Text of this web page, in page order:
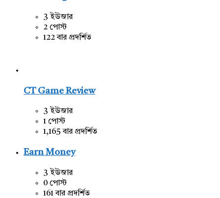
3 ইউজার
2 পোস্ট
122 বার প্রদর্শিত
CT Game Review
3 ইউজার
1 পোস্ট
1,165 বার প্রদর্শিত
Earn Money
3 ইউজার
0 পোস্ট
161 বার প্রদর্শিত